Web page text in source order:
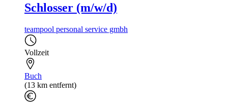
Schlosser (m/w/d)
teampool personal service gmbh
Vollzeit
Buch
(13 km entfernt)